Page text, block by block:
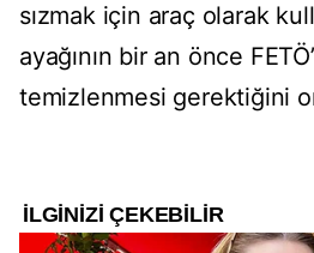
sızmak için araç olarak
ayağının bir an önce
temizlenmesi gerektiğini